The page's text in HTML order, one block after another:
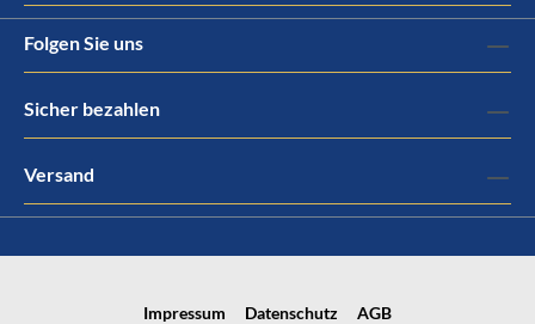
Folgen Sie uns
Sicher bezahlen
Versand
Impressum Datenschutz AGB